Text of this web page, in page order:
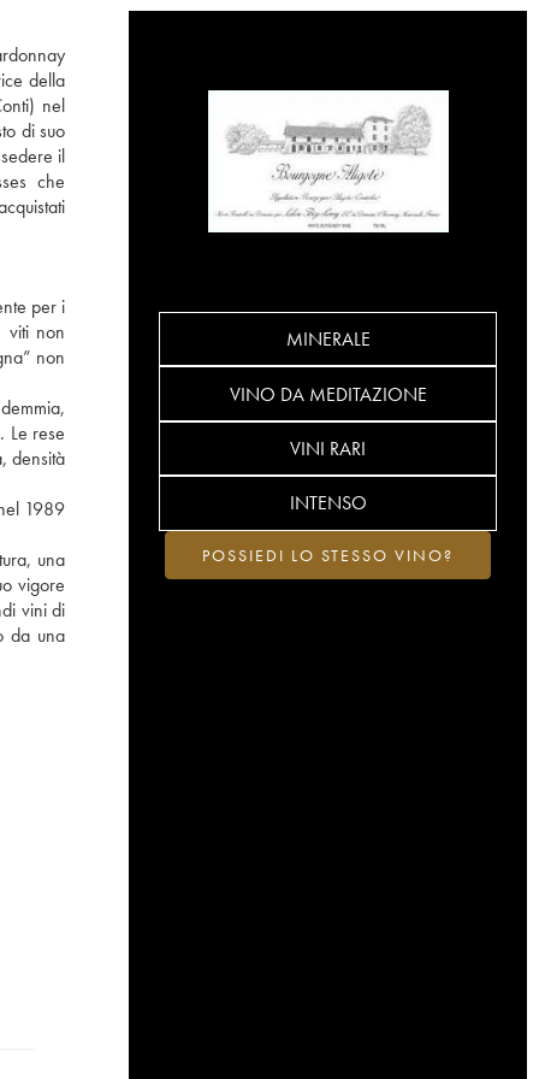
della
nel
di suo
il
che
per i
viti non
non
Le rese
densità
1989
una
vigore
vini di
da una
MINERALE
VINO DA MEDITAZIONE
VINI RARI
INTENSO
POSSIEDI LO STESSO VINO?